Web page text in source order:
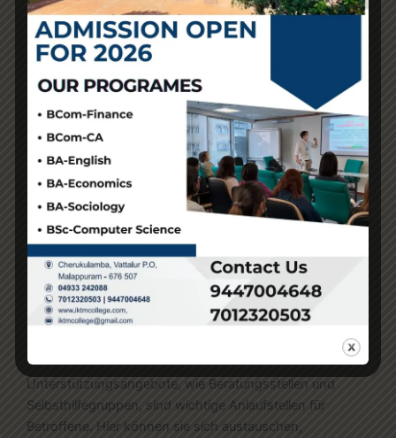
Bewältigung zu entwickeln. Dazu gehört unter anderem,
alternative Bewältigungsmechanismen zu finden und die
Ursachen für das Glücksspielverhalten zu identifizieren.
wertvolle Unterstützung bieten.
Prävention und Unterstützung für Betroffene
Präventionsmaßnahmen sind entscheidend, um die
negativen Auswirkungen von Glücksspiel auf die
psychische Gesundheit zu minimieren. Aufklärung über
die Risiken des Glücksspiels in Schulen und
Gemeinschaften kann dazu beitragen, das Bewusstsein
für mögliche Gefahren zu schärfen. Darüber hinaus
sollten Menschen, die regelmäßig spielen, ermutigt
werden, ihre Spielgewohnheiten zu hinterfragen und
Unterstützungsangebote, wie Beratungsstellen und
Selbsthilfegruppen, sind wichtige Anlaufstellen für
Betroffene. Hier können sie sich austauschen,